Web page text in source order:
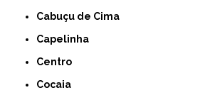
Cabuçu de Cima
Capelinha
Centro
Cocaia